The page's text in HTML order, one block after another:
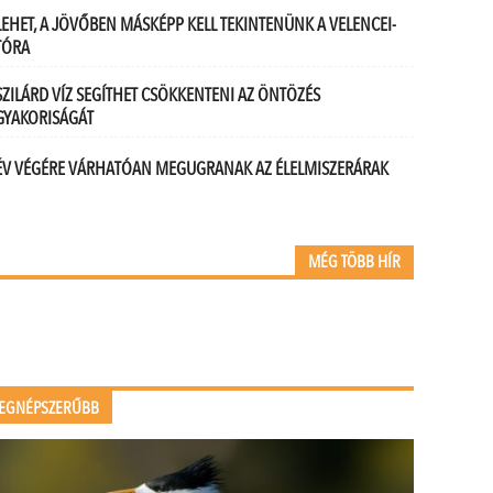
A JÖVŐBEN MÁSKÉPP KELL TEKINTENÜNK A VELENCEI-
VÍZ SEGÍTHET CSÖKKENTENI AZ ÖNTÖZÉS
VÉGÉRE VÁRHATÓAN MEGUGRANAK AZ ÉLELMISZERÁRAK
MÉG TÖBB HÍR